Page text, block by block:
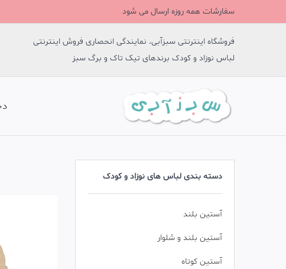
سفارشات همه روزه ارسال می شود
فروشگاه اینترنتی سبزآبی، نمایندگی انحصاری فروش اینترنتی
لباس نوزاد و کودک برندهای تیک تاک و برگ سبز
دسته بندی لباس های نوزاد و کودک
آستین بلند
آستین بلند و شلوار
آستین کوتاه